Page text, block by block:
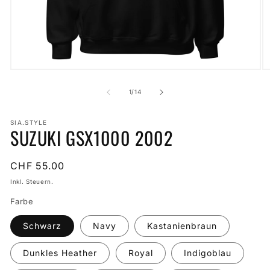
1/von
14
SIA.STYLE
SUZUKI GSX1000 2002
Normaler
Preis
CHF 55.00
Inkl. Steuern.
Farbe
Schwarz Navy Kastanienbraun
Dunkles Heather Royal Indigoblau